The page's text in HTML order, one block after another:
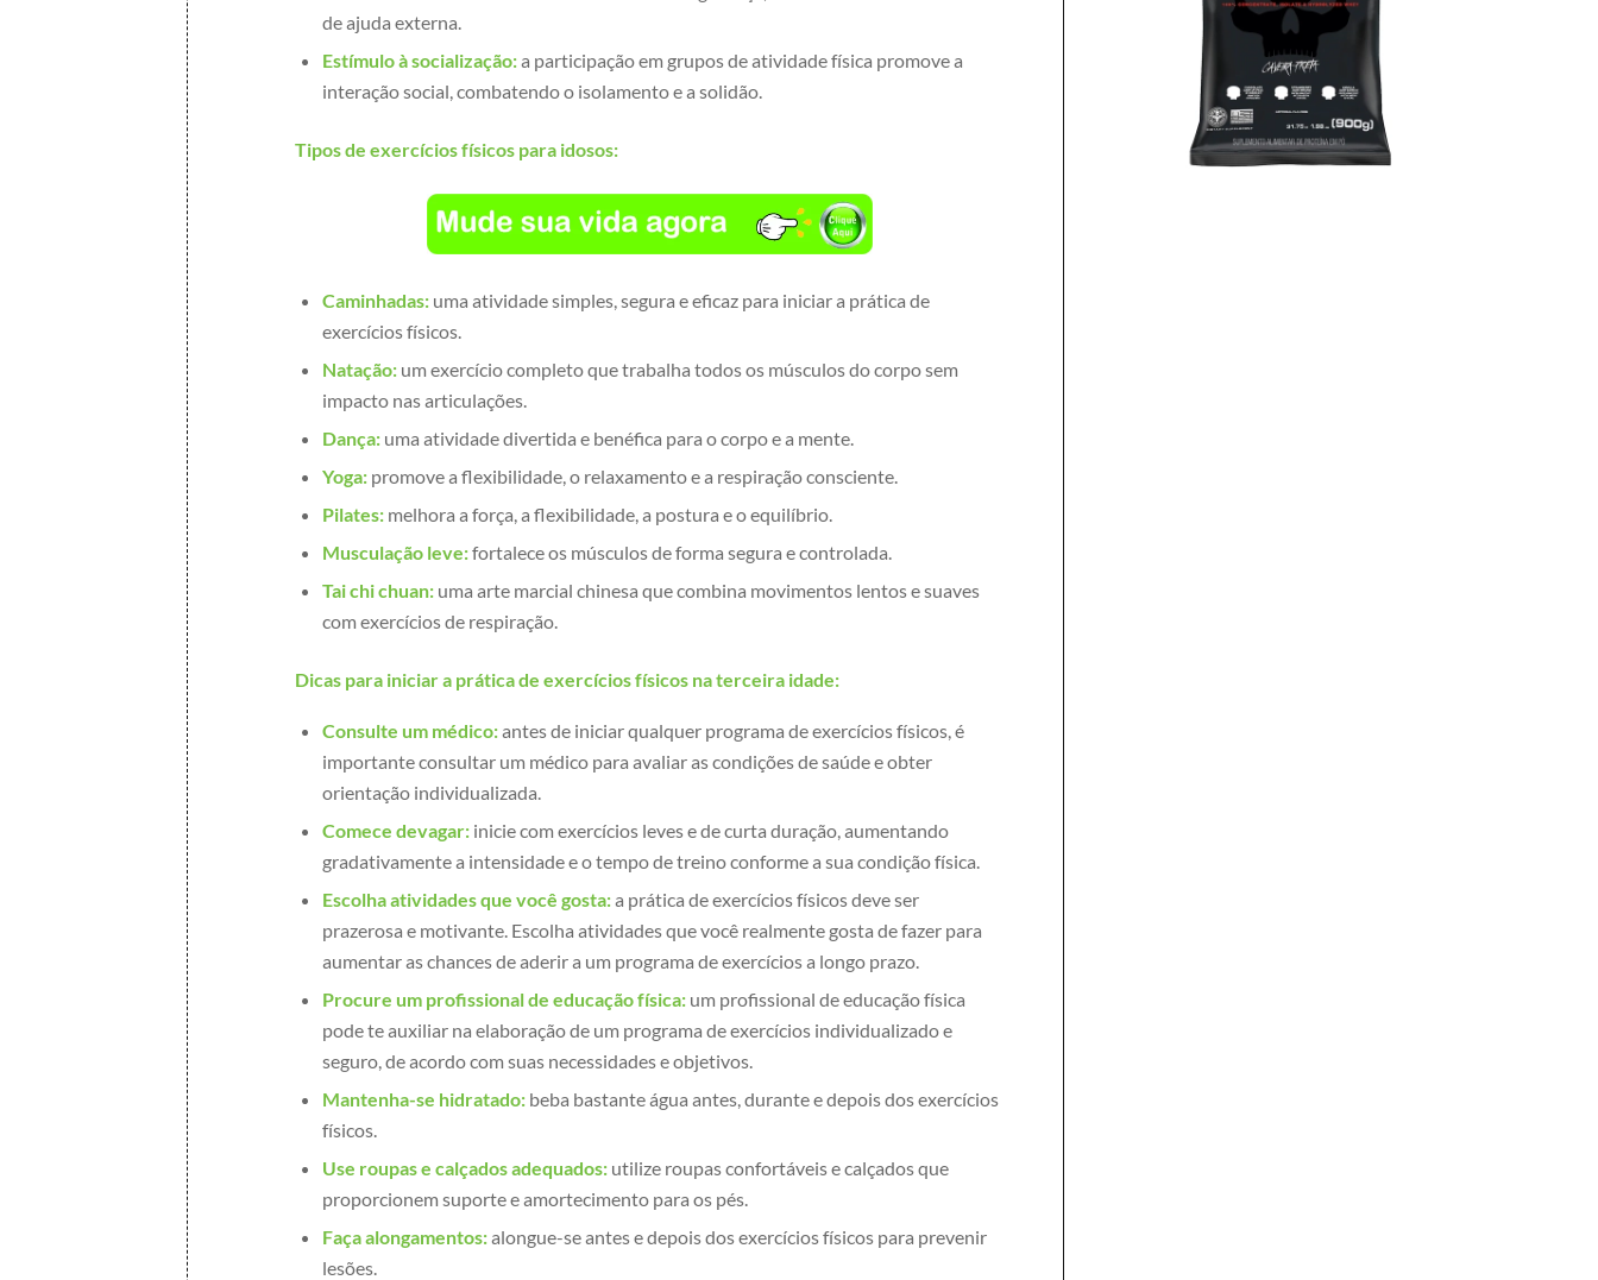
de ajuda externa.
Estímulo à socialização:a participação em grupos de atividade física promove a
interação social, combatendo o isolamento e a solidão.
Tipos de exercícios físicos para idosos:
Caminhadas: uma atividade simples, segura e eficaz para iniciar a prática de
exercícios físicos.
Natação: um exercício completo que trabalha todos os músculos do corpo sem
impacto nas articulações.
Dança: uma atividade divertida e benéfica para o corpo e a mente.
Yoga: promove a flexibilidade, o relaxamento e a respiração consciente.
Pilates: melhora a força, a flexibilidade, a postura e o equilíbrio.
Musculação leve:fortalece os músculos de forma segura e controlada.
Tai chi chuan: uma arte marcial chinesa que combina movimentos lentos e suaves
com exercícios de respiração.
Dicas para iniciar a prática de exercícios físicos na terceira idade:
Consulte um médico:antes de iniciar qualquer programa de exercícios físicos, é
importante consultar um médico para avaliar as condições de saúde e obter
orientação individualizada.
Comece devagar: inicie com exercícios leves e de curta duração, aumentando
gradativamente a intensidade e o tempo de treino conforme a sua condição física.
Escolha atividades que você gosta:a prática de exercícios físicos deve ser
prazerosa e motivante. Escolha atividades que você realmente gosta de fazer para
aumentar as chances de aderir a um programa de exercícios a longo prazo.
Procure um profissional de educação física: um profissional de educação física
pode te auxiliar na elaboração de um programa de exercícios individualizado e
seguro, de acordo com suas necessidades e objetivos.
Mantenha-se hidratado: beba bastante água antes, durante e depois dos exercícios
físicos.
Use roupas e calçados adequados: utilize roupas confortáveis e calçados que
proporcionem suporte e amortecimento para os pés.
Faça alongamentos:alongue-se antes e depois dos exercícios físicos para prevenir
lesões.